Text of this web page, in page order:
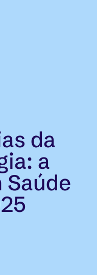
da
a
Saúde